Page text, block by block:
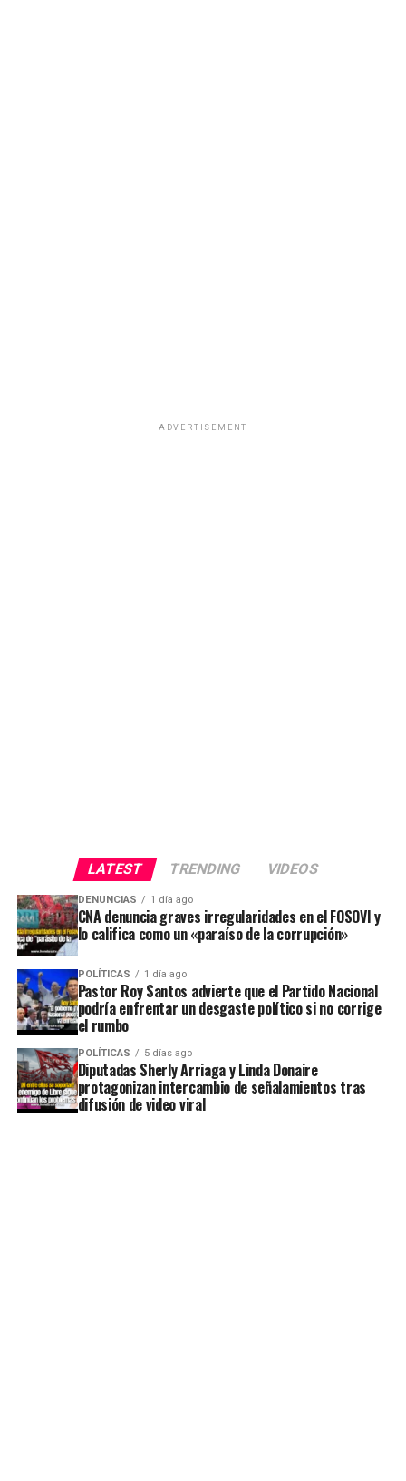
ADVERTISEMENT
LATEST TRENDING VIDEOS
DENUNCIAS 1 día ago
CNA denuncia graves irregularidades en el FOSOVI y
lo califica como un «paraíso de la corrupción»
POLÍTICAS 1 día ago
Pastor Roy Santos advierte que el Partido Nacional
podría enfrentar un desgaste político si no corrige
el rumbo
POLÍTICAS 5 días ago
Diputadas Sherly Arriaga y Linda Donaire
protagonizan intercambio de señalamientos tras
difusión de video viral